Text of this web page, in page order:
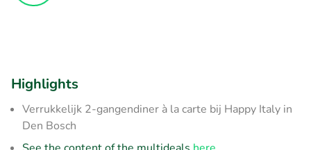
Highlights
Verrukkelijk 2-gangendiner à la carte bij Happy Italy in
Den Bosch